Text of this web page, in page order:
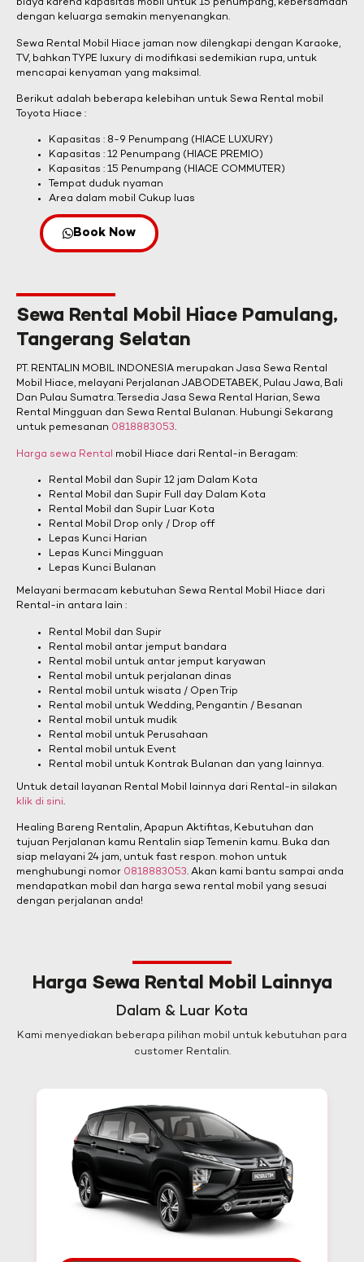
biaya karena kapasitas mobil untuk 15 penumpang, kebersamaan
dengan keluarga semakin menyenangkan.
Sewa Rental Mobil Hiace jaman now dilengkapi dengan Karaoke,
TV, bahkan TYPE luxury di modifikasi sedemikian rupa, untuk
mencapai kenyaman yang maksimal.
Berikut adalah beberapa kelebihan untuk Sewa Rental mobil
Toyota Hiace :
Kapasitas : 8-9 Penumpang (HIACE LUXURY)
Kapasitas : 12 Penumpang (HIACE PREMIO)
Kapasitas : 15 Penumpang (HIACE COMMUTER)
Tempat duduk nyaman
Area dalam mobil Cukup luas
Book Now
Sewa Rental Mobil Hiace Pamulang,
Tangerang Selatan
PT. RENTALIN MOBIL INDONESIA merupakan Jasa Sewa Rental
Mobil Hiace, melayani Perjalanan JABODETABEK, Pulau Jawa, Bali
Dan Pulau Sumatra. Tersedia Jasa Sewa Rental Harian, Sewa
Rental Mingguan dan Sewa Rental Bulanan. Hubungi Sekarang
untuk pemesanan 0818883053.
Harga sewa Rental mobil Hiace dari Rental-in Beragam:
Rental Mobil dan Supir 12 jam Dalam Kota
Rental Mobil dan Supir Full day Dalam Kota
Rental Mobil dan Supir Luar Kota
Rental Mobil Drop only / Drop off
Lepas Kunci Harian
Lepas Kunci Mingguan
Lepas Kunci Bulanan
Melayani bermacam kebutuhan Sewa Rental Mobil Hiace dari
Rental-in antara lain :
Rental Mobil dan Supir
Rental mobil antar jemput bandara
Rental mobil untuk antar jemput karyawan
Rental mobil untuk perjalanan dinas
Rental mobil untuk wisata / Open Trip
Rental mobil untuk Wedding, Pengantin / Besanan
Rental mobil untuk mudik
Rental mobil untuk Perusahaan
Rental mobil untuk Event
Rental mobil untuk Kontrak Bulanan dan yang lainnya.
Untuk detail layanan Rental Mobil lainnya dari Rental-in silakan
klik di sini.
Healing Bareng Rentalin, Apapun Aktifitas, Kebutuhan dan
tujuan Perjalanan kamu Rentalin siap Temenin kamu. Buka dan
siap melayani 24 jam, untuk fast respon. mohon untuk
menghubungi nomor 0818883053. Akan kami bantu sampai anda
mendapatkan mobil dan harga sewa rental mobil yang sesuai
dengan perjalanan anda!
Harga Sewa Rental Mobil Lainnya
Dalam & Luar Kota
Kami menyediakan beberapa pilihan mobil untuk kebutuhan para
customer Rentalin.